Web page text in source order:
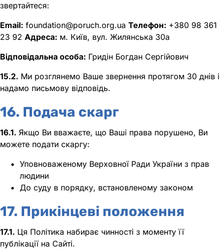
звертайтеся:
Email: foundation@poruch.org.ua Телефон: +380 98 361
23 92 Адреса: м. Київ, вул. Жилянська 30а
Відповідальна особа: Гридін Богдан Сергійович
15.2. Ми розглянемо Ваше звернення протягом 30 днів і
надамо письмову відповідь.
16. Подача скарг
16.1. Якщо Ви вважаєте, що Ваші права порушено, Ви
можете подати скаргу:
Уповноваженому Верховної Ради України з прав
людини
До суду в порядку, встановленому законом
17. Прикінцеві положення
17.1. Ця Політика набирає чинності з моменту її
публікації на Сайті.